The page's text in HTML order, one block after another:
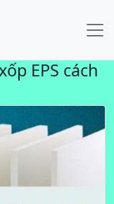
EPS cách